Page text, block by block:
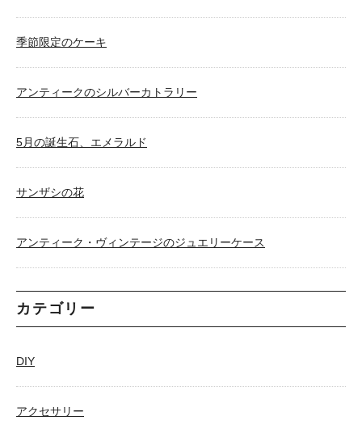
季節限定のケーキ
アンティークのシルバーカトラリー
5月の誕生石、エメラルド
サンザシの花
アンティーク・ヴィンテージのジュエリーケース
カテゴリー
DIY
アクセサリー